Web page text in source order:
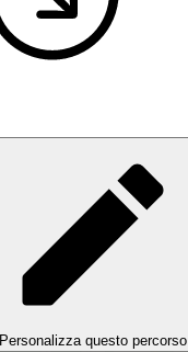
Personalizza questo percorso